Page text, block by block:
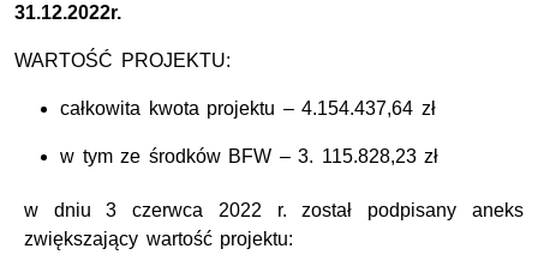
31.12.2022r.
WARTOŚĆ PROJEKTU:
całkowita kwota projektu – 4.154.437,64 zł
w tym ze środków BFW – 3. 115.828,23 zł
w dniu 3 czerwca 2022 r. został podpisany aneks
zwiększający wartość projektu: